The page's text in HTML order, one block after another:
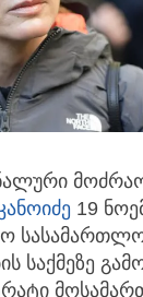
19
საქმეზე